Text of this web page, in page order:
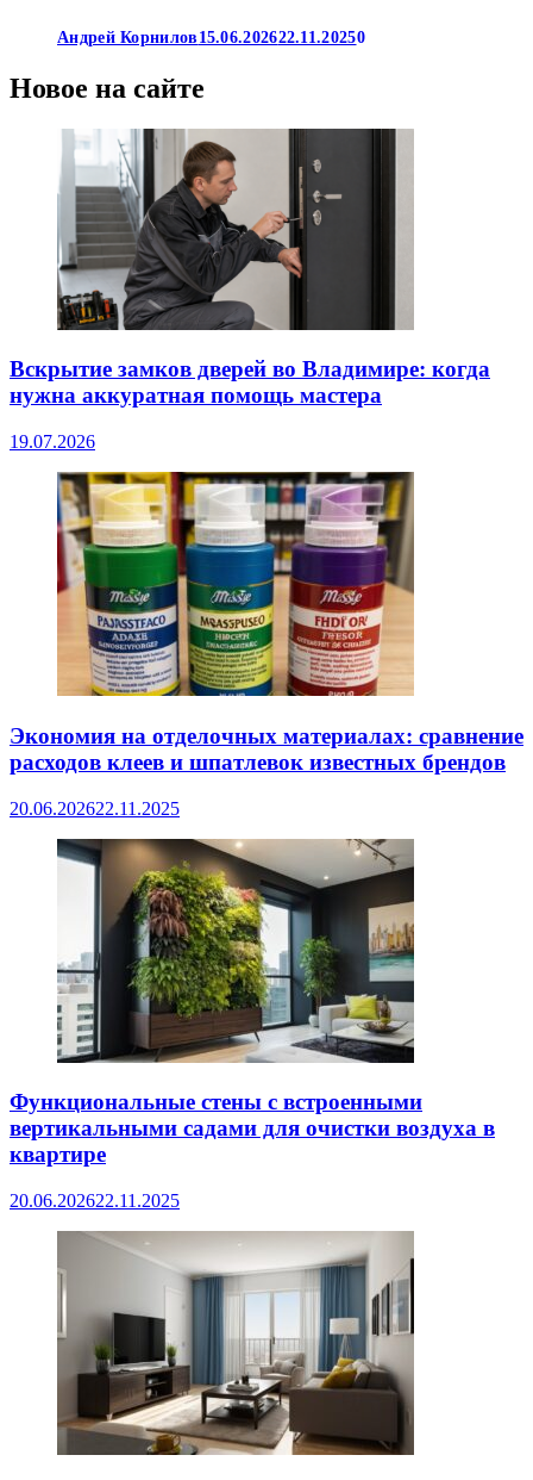
Андрей Корнилов 15.06.202622.11.20250
Новое на сайте
Вскрытие замков дверей во Владимире: когда
нужна аккуратная помощь мастера
19.07.2026
Экономия на отделочных материалах: сравнение
расходов клеев и шпатлевок известных брендов
20.06.202622.11.2025
Функциональные стены с встроенными
вертикальными садами для очистки воздуха в
квартире
20.06.202622.11.2025